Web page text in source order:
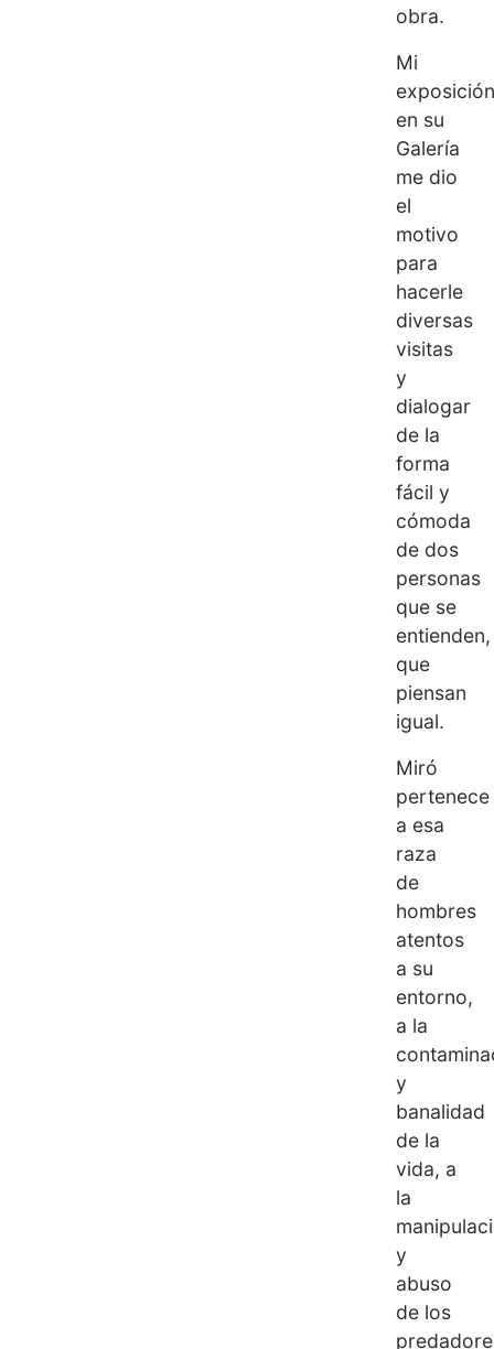
obra.
Mi
exposición
en su
Galería
me dio
el
motivo
para
hacerle
diversas
visitas
y
dialogar
de la
forma
fácil y
cómoda
de dos
personas
que se
entienden,
que
piensan
igual.
Miró
pertenece
a esa
raza
de
hombres
atentos
a su
entorno,
a la
y
banalidad
de la
vida, a
la
y
abuso
de los